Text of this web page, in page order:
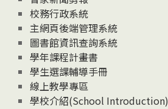
校務行政系統
主網頁後端管理系統
圖書館資訊查詢系統
學年課程計畫書
學生選課輔導手冊
線上教學專區
學校介紹(School Introduction)